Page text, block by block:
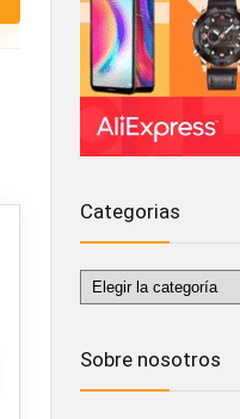
Categorias
Categorias
Sobre nosotros